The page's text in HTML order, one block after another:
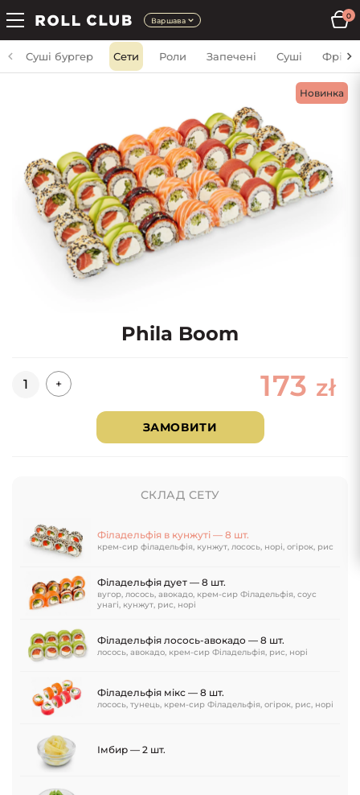
Варшава
0
Суші бургер Сети Роли Запечені Суші Фрі
Новинка
Phila Boom
Кількість
+ 173 zł
ЗАМОВИТИ
СКЛАД СЕТУ
Філадельфія в кунжуті — 8 шт.
крем-сир філадельфія, кунжут, лосось, норі, огірок, рис
Філадельфія дует — 8 шт.
вугор, лосось, авокадо, крем-сир Філадельфія, соус
унагі, кунжут, рис, норі
Філадельфія лосось-авокадо — 8 шт.
лосось, авокадо, крем-сир Філадельфія, рис, норі
Філадельфія мікс — 8 шт.
лосось, тунець, крем-сир Філадельфія, огірок, рис, норі
Імбир — 2 шт.